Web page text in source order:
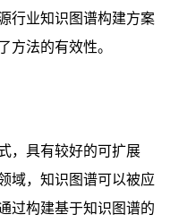
行业知识图谱构建方案
方法的有效性。
，具有较好的可扩展
域，知识图谱可以被应
过构建基于知识图谱的